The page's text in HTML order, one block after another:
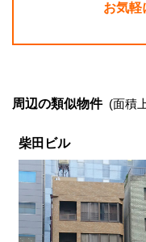
お気軽
周辺の類似物件 (面積